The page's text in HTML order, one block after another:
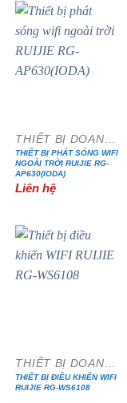
THIẾT BỊ DOANH NGHIỆP
THIẾT BỊ PHÁT SÓNG WIFI
NGOÀI TRỜI RUIJIE RG-
AP630(IODA)
Liên hệ
THIẾT BỊ DOANH NGHIỆP
THIẾT BỊ ĐIỀU KHIỂN WIFI
RUIJIE RG-WS6108